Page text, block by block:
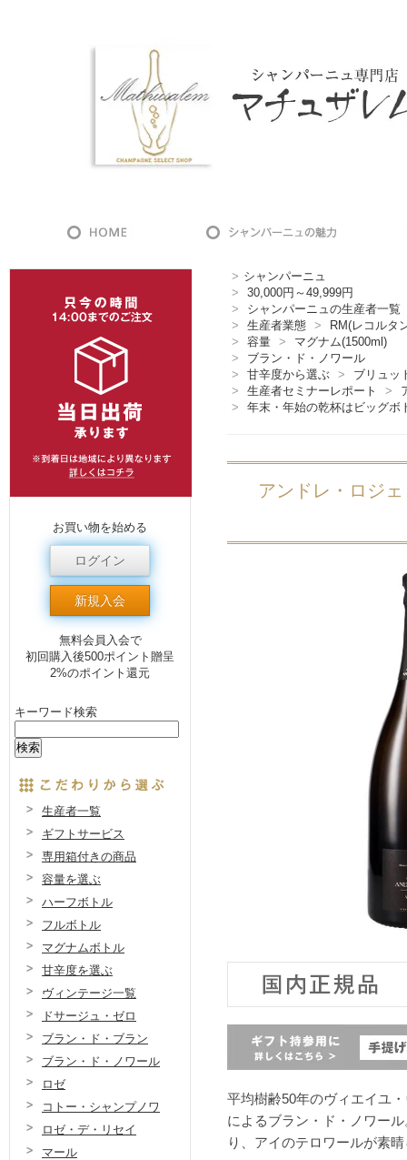
> シャンパーニュ
>
30,000円～49,999円
>
シャンパーニュの生産者一覧
>
生産者業態 >
RM(レコルタ
>
容量 >
マグナム(1500ml)
>
ブラン・ド・ノワール
>
甘辛度から選ぶ >
ブリュッ
>
生産者セミナーレポート >
>
年末・年始の乾杯はビッグボ
アンドレ・ロジ
平均樹齢50年のヴィエイユ
によるブラン・ド・ノワー
り、アイのテロワールが素
お買い物を始める
ログイン
新規入会
無料会員入会で
初回購入後500ポイント贈呈
2%のポイント還元
キーワード検索
生産者一覧
ギフトサービス
専用箱付きの商品
容量を選ぶ
ハーフボトル
フルボトル
マグナムボトル
甘辛度を選ぶ
ヴィンテージ一覧
ドサージュ・ゼロ
ブラン・ド・ブラン
ブラン・ド・ノワール
ロゼ
コトー・シャンプノワ
ロゼ・デ・リセイ
マール